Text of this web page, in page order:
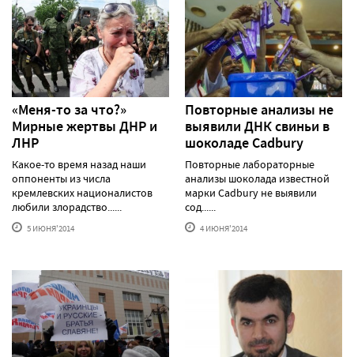
«Меня-то за что?»
Мирные жертвы ДНР и
ЛНР
Какое-то время назад наши
оппоненты из числа
кремлевских националистов
любили злорадство......
5 ИЮНЯ'2014
Повторные анализы не
выявили ДНК свиньи в
шоколаде Cadbury
Повторные лабораторные
анализы шоколада известной
марки Cadbury не выявили
сод......
4 ИЮНЯ'2014